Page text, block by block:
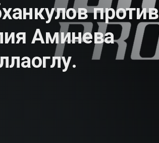
против
Аминева